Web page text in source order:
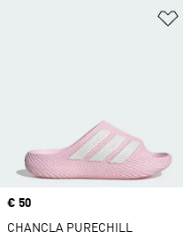
Precio
€ 50
CHANCLA PURECHILL